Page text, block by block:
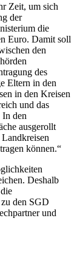
Zeit, um sich
der
die
Euro. Damit soll
den
des
Eltern in den
in den Kreisen
und das
den
ausgerollt
können.“
Deshalb
den SGD
und